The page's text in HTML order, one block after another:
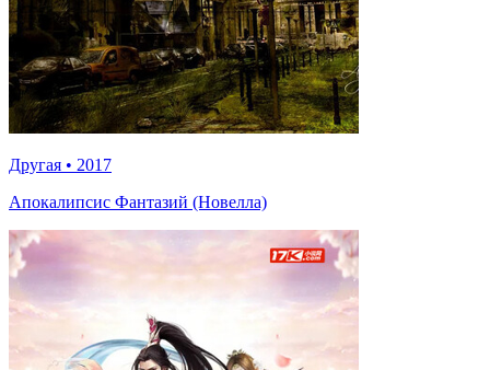
Другая • 2017
Апокалипсис Фантазий (Новелла)